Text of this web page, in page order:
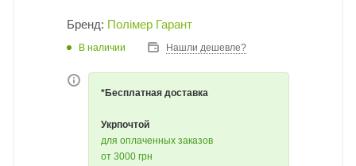
Бренд: Полімер Гарант
В наличии Нашли дешевле?
*Бесплатная доставка
Укрпочтой
для оплаченных заказов
от 3000 грн